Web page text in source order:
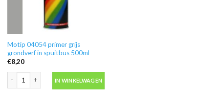
Motip 04054 primer grijs
grondverf in spuitbus 500ml
€8,20
IN WINKELWAGEN